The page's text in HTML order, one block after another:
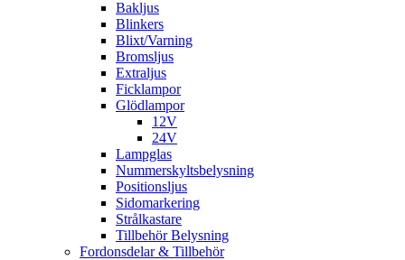
Bakljus
Blinkers
Blixt/Varning
Bromsljus
Extraljus
Ficklampor
Glödlampor
12V
24V
Lampglas
Nummerskyltsbelysning
Positionsljus
Sidomarkering
Strålkastare
Tillbehör Belysning
Fordonsdelar & Tillbehör